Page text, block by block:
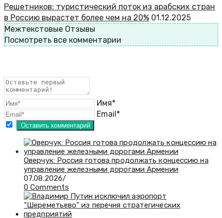
Решетников: туристический поток из арабских стран
в Россию вырастет более чем на 20% 01.12.2025
Межтекстовые Отзывы
Посмотреть все комментарии
Имя*
Email*
Оверчук: Россия готова продолжать концессию на
управление железными дорогами Армении
07.08.2026/
0 Comments